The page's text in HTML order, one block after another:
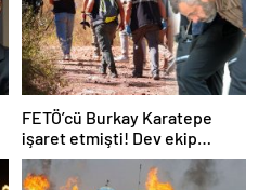
FETÖ’cü Burkay Karatepe
işaret etmişti! Dev ekip
bölgeyi didik didik aradı,
sonuç belli oldu